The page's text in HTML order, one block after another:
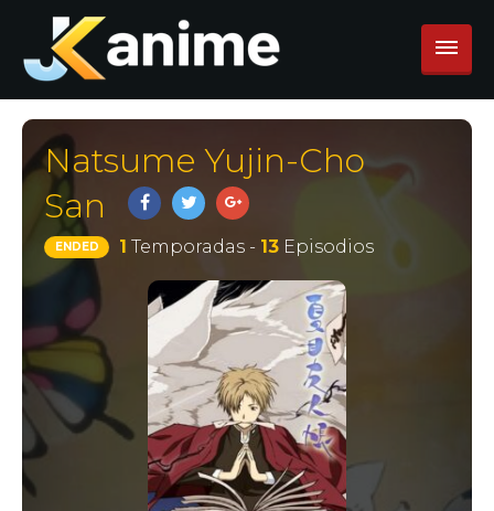
Natsume Yujin-Cho
San
ENDED 1 Temporadas - 13Episodios